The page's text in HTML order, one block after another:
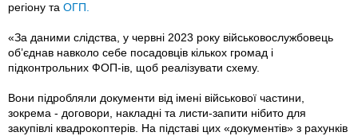
регіону та ОГП.
«За даними слідства, у червні 2023 року військовослужбовець
об’єднав навколо себе посадовців кількох громад і
підконтрольних ФОП-ів, щоб реалізувати схему.
Вони підробляли документи від імені військової частини,
зокрема - договори, накладні та листи-запити нібито для
закупівлі квадрокоптерів. На підставі цих «документів» з рахунків